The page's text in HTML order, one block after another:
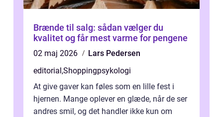
Brænde til salg: sådan vælger du
kvalitet og får mest varme for pengene
02 maj 2026
Lars Pedersen
editorial ,Shoppingpsykologi
At give gaver kan føles som en lille fest i
hjernen. Mange oplever en glæde, når de ser
andres smil, og det handler ikke kun om